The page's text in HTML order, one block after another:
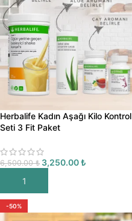
Herbalife Kadın Aşağı Kilo Kontrol
Seti 3 Fit Paket
6,500.00₺ 3,250.00₺
SEPETE EKLE
-50%